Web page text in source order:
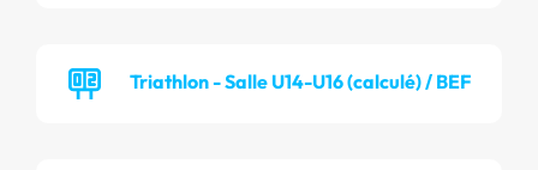
Triathlon - Salle U14-U16 (calculé) / BEF